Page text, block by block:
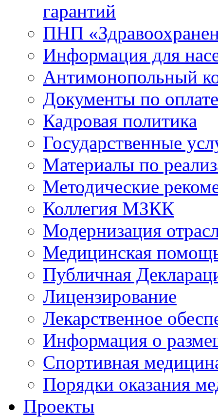
гарантий
ПНП
Информация для
Антимонопольный
Документы по
Кадровая политика
Государственные
Материалы по
Методические
Коллегия МЗКК
Модернизация
Медицинская
Публичная
Лицензирование
Лекарственное
Информация о
Спортивная
Порядки оказания
Проекты